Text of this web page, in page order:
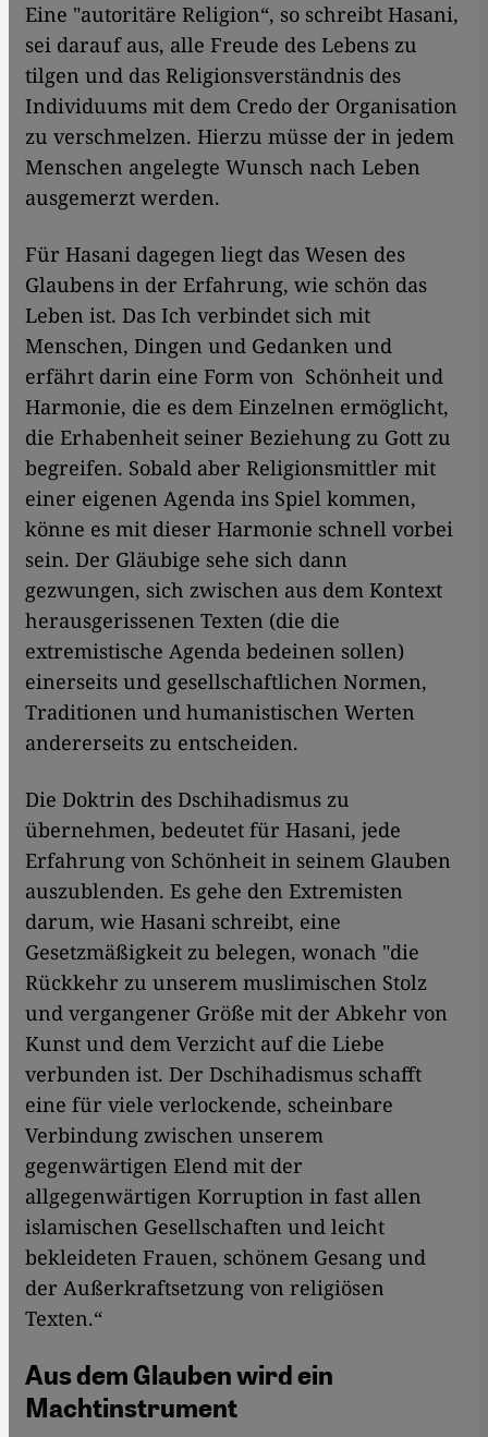
Eine "autoritäre Religion“, so schreibt Hasani,
sei darauf aus, alle Freude des Lebens zu
tilgen und das Religionsverständnis des
Individuums mit dem Credo der Organisation
zu verschmelzen. Hierzu müsse der in jedem
Menschen angelegte Wunsch nach Leben
ausgemerzt werden.
Für Hasani dagegen liegt das Wesen des
Glaubens in der Erfahrung, wie schön das
Leben ist. Das Ich verbindet sich mit
Menschen, Dingen und Gedanken und
erfährt darin eine Form von Schönheit und
Harmonie, die es dem Einzelnen ermöglicht,
die Erhabenheit seiner Beziehung zu Gott zu
begreifen. Sobald aber Religionsmittler mit
einer eigenen Agenda ins Spiel kommen,
könne es mit dieser Harmonie schnell vorbei
sein. Der Gläubige sehe sich dann
gezwungen, sich zwischen aus dem Kontext
herausgerissenen Texten (die die
extremistische Agenda bedeinen sollen)
einerseits und gesellschaftlichen Normen,
Traditionen und humanistischen Werten
andererseits zu entscheiden.
Die Doktrin des Dschihadismus zu
übernehmen, bedeutet für Hasani, jede
Erfahrung von Schönheit in seinem Glauben
auszublenden. Es gehe den Extremisten
darum, wie Hasani schreibt, eine
Gesetzmäßigkeit zu belegen, wonach "die
Rückkehr zu unserem muslimischen Stolz
und vergangener Größe mit der Abkehr von
Kunst und dem Verzicht auf die Liebe
verbunden ist. Der Dschihadismus schafft
eine für viele verlockende, scheinbare
Verbindung zwischen unserem
gegenwärtigen Elend mit der
allgegenwärtigen Korruption in fast allen
islamischen Gesellschaften und leicht
bekleideten Frauen, schönem Gesang und
der Außerkraftsetzung von religiösen
Texten.“
Aus dem Glauben wird ein
Machtinstrument